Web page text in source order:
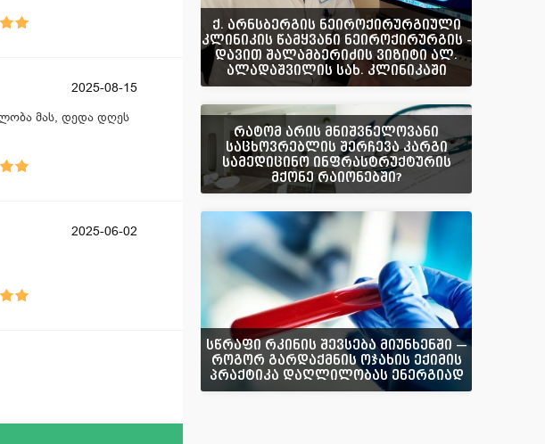
2025-08-15
მას, დედა დღეს
2025-06-02
ქ. არნსბერგის ნეიროქირურგიული
კლინიკის წამყვანი ნეიროქირურგის -
დავით შალამბერიძის ვიზიტი ალ.
ალადაშვილის სახ. კლინიკაში
რატომ არის მნიშვნელოვანი
საცხოვრებლის შერჩევა კარგი
სამედიცინო ინფრასტრუქტურის
მქონე რაიონებში?
სწრაფი რკინის შევსება მიუნხენში —
როგორ გარდაქმნის ოჯახის ექიმის
პრაქტიკა დაღლილობას ენერგიად